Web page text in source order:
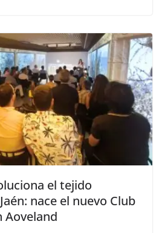
el tejido
nace el nuevo Club
Aoveland